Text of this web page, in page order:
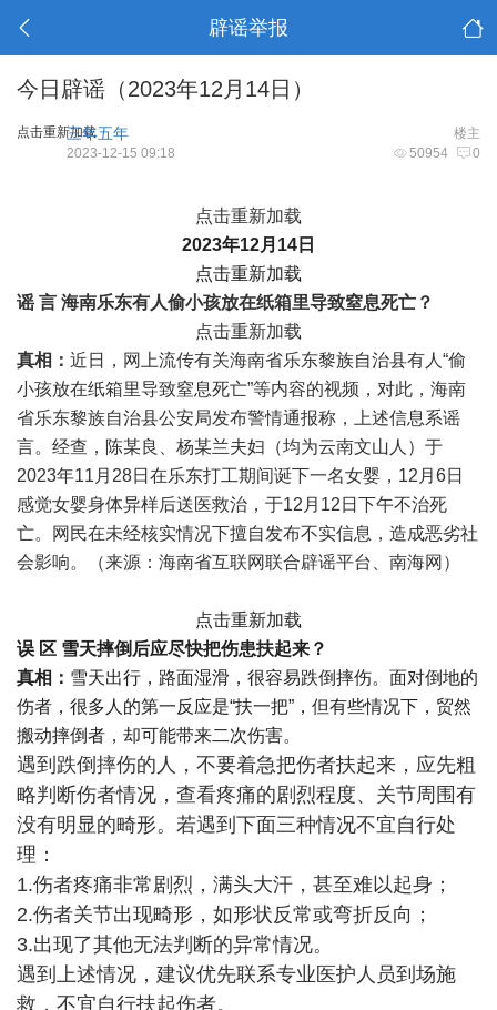
辟谣举报
今日辟谣（2023年12月14日）
点击重新加载 楼主
三年五年
50954 0
2023-12-15 09:18
点击重新加载
2023年12月14日
点击重新加载
谣 言 海南乐东有人偷小孩放在纸箱里导致窒息死亡？
点击重新加载
真相： 近日，网上流传有关海南省乐东黎族自治县有人“偷
小孩放在纸箱里导致窒息死亡”等内容的视频，对此，海南
省乐东黎族自治县公安局发布警情通报称，上述信息系谣
言。经查，陈某良、杨某兰夫妇（均为云南文山人）于
2023年11月28日在乐东打工期间诞下一名女婴，12月6日
感觉女婴身体异样后送医救治，于12月12日下午不治死
亡。网民在未经核实情况下擅自发布不实信息，造成恶劣社
会影响。（来源：海南省互联网联合辟谣平台、南海网）
点击重新加载
误 区 雪天摔倒后应尽快把伤患扶起来？
真相： 雪天出行，路面湿滑，很容易跌倒摔伤。面对倒地的
伤者，很多人的第一反应是“扶一把”，但有些情况下，贸然
搬动摔倒者，却可能带来二次伤害。
遇到跌倒摔伤的人，不要着急把伤者扶起来，应先粗
略判断伤者情况，查看疼痛的剧烈程度、关节周围有
没有明显的畸形。若遇到下面三种情况不宜自行处
理：
1.伤者疼痛非常剧烈，满头大汗，甚至难以起身；
2.伤者关节出现畸形，如形状反常或弯折反向；
3.出现了其他无法判断的异常情况。
遇到上述情况，建议优先联系专业医护人员到场施
救，不宜自行扶起伤者。